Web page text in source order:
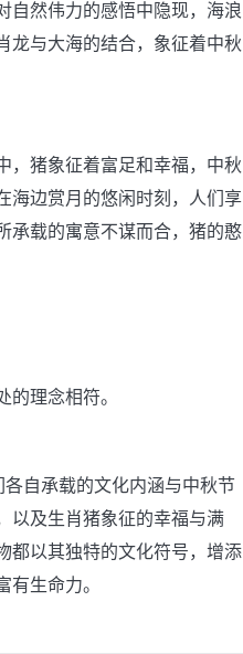
自然伟力的感悟中隐现，海浪
龙与大海的结合，象征着中秋
，猪象征着富足和幸福，中秋
海边赏月的悠闲时刻，人们享
承载的寓意不谋而合，猪的憨
理念相符。
自承载的文化内涵与中秋节
以及生肖猪象征的幸福与满
都以其独特的文化符号，增添
生命力。